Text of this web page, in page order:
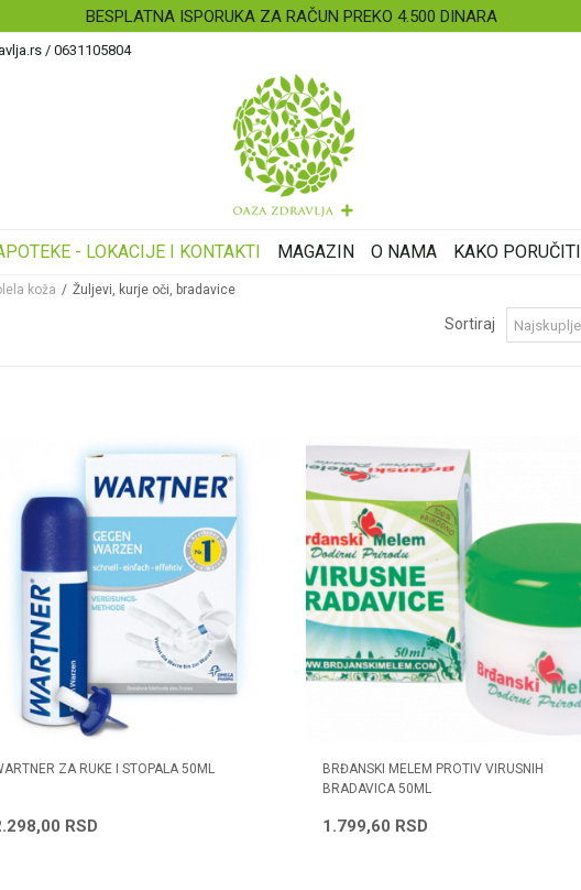
BESPLATNA ISPORUKA ZA RAČUN PREKO 4.500 DINARA
/ 0631105804
- LOKACIJE I KONTAKTI MAGAZIN O NAMA KAKO PORUČITI
koža Žuljevi, kurje oči, bradavice
Sortiraj
ZA RUKE I STOPALA 50ML
RSD
BRĐANSKI MELEM PROTIV VIRUSNIH
BRADAVICA 50ML
1.799,60 RSD